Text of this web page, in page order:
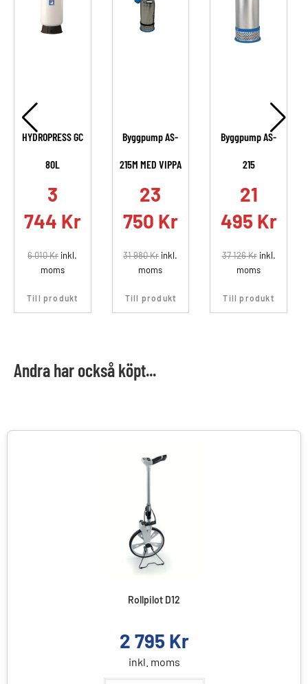
HYDROPRESS GC
80L
3
744 Kr
6 010Krinkl.
moms
Till produkt
Byggpump AS-
215M MED VIPPA
23
750 Kr
31 980Krinkl.
moms
Till produkt
Byggpump AS-
215
21
495 Kr
37 126Krinkl.
moms
Till produkt
Andra har också köpt...
Rollpilot D12
2 795 Kr
inkl. moms